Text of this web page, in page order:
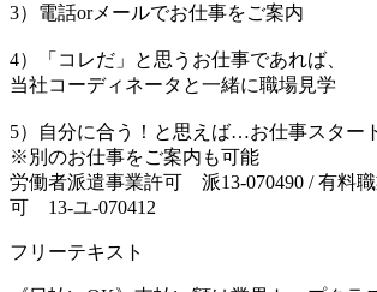
3）電話orメールでお仕事をご案内
4）「コレだ」と思うお仕事であれば、
当社コーディネータと一緒に職場見学
5）自分に合う！と思えば…お仕事スター
※別のお仕事をご案内も可能
労働者派遣事業許可 派13-070490 / 有料
可 13-ユ-070412
フリーテキスト